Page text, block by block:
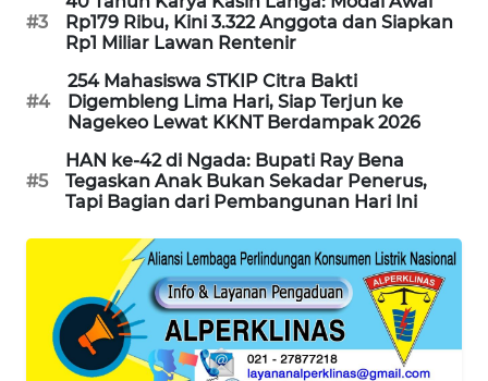
#3
Rp179 Ribu, Kini 3.322 Anggota dan Siapkan
Rp1 Miliar Lawan Rentenir
#4
254 Mahasiswa STKIP Citra Bakti
Digembleng Lima Hari, Siap Terjun ke
Nagekeo Lewat KKNT Berdampak 2026
#5
HAN ke-42 di Ngada: Bupati Ray Bena
Tegaskan Anak Bukan Sekadar Penerus,
Tapi Bagian dari Pembangunan Hari Ini
NEWS
METRO
JAKARTA
NEWS
KRT
NEWS
JURNAL
MARITIM